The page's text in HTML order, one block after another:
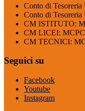
Conto di
Conto di
CM ISTITUTO:
CM LICEI:
CM TECNICI:
Seguici su
Facebook
Youtube
Instagram